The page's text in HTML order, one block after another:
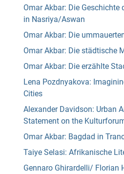
Omar Akbar: Die Geschichte
in Nasriya/Aswan
Omar Akbar: Die
Omar Akbar: Die städtische
Omar Akbar: Die erzählte
Lena Pozdnyakova:
Cities
Alexander Davidson: Urban
Statement on the
Omar Akbar: Bagdad in
Taiye Selasi: Afrikanische
Gennaro Ghirardelli/ Florian